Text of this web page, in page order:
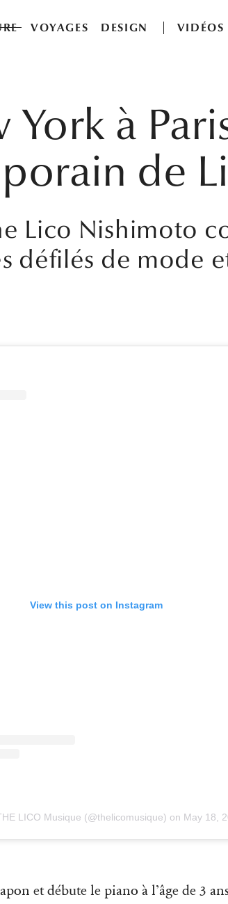
VOYAGES DESIGN VIDÉOS
York à
de
Lico Nishimoto
défilés de mode
View this post on Instagram
LICO Musique (@thelicomusique) on May 18, 2019 at
et débute le piano à l’âge de 3